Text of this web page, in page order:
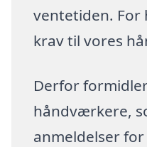
ventetiden. For
krav til vores
Derfor
håndværkere,
anmeldelser